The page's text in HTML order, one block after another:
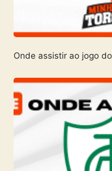
Onde assistir ao jogo